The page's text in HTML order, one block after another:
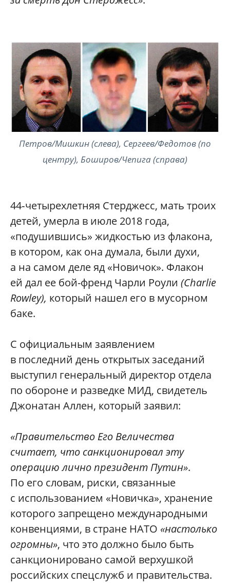
Петров/Мишкин (слева), Сергеев/Федотов (по
центру), Боширов/Чепига (справа)
44‑четырехлетняя Стерджесс, мать троих
детей, умерла в июле 2018 года,
«подушившись» жидкостью из флакона,
в котором, как она думала, были духи,
а на самом деле яд «Новичок». Флакон
ей дал ее бой-френд Чарли Роули (Charlie
Rowley), который нашел его в мусорном
баке.
С официальным заявлением
в последний день открытых заседаний
выступил генеральный директор отдела
по обороне и разведке МИД, свидетель
Джонатан Аллен, который заявил:
«Правительство Его Величества
считает, что санкционировал эту
операцию лично президент Путин».
По его словам, риски, связанные
с использованием «Новичка», хранение
которого запрещено международными
конвенциями, в стране НАТО «настолько
огромны», что это должно было быть
санкционировано самой верхушкой
российских спецслужб и правительства.